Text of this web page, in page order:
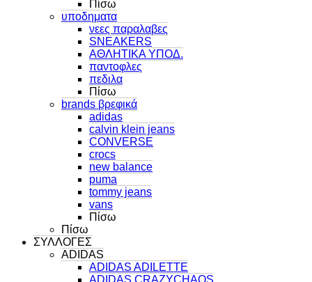
Πίσω
υποδηματα
νεες παραλαβες
SNEAKERS
ΑΘΛΗΤΙΚΑ ΥΠΟΔ.
παντοφλες
πεδιλα
Πίσω
brands βρεφικά
adidas
calvin klein jeans
CONVERSE
crocs
new balance
puma
tommy jeans
vans
Πίσω
Πίσω
ΣΥΛΛΟΓΕΣ
ADIDAS
ADIDAS ADILETTE
ADIDAS CRAZYCHAOS